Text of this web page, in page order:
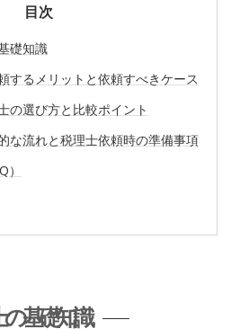
目次
礎知識
するメリットと依頼すべきケース
の選び方と比較ポイント
な流れと税理士依頼時の準備事項
基礎知識